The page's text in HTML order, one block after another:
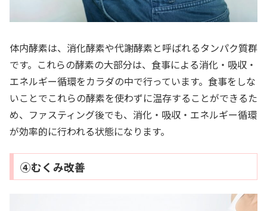
体内酵素は、消化酵素や代謝酵素と呼ばれるタンパク質群
です。これらの酵素の大部分は、食事による消化・吸収・
エネルギー循環をカラダの中で行っています。食事をしな
いことでこれらの酵素を使わずに温存することができるた
め、ファスティング後でも、消化・吸収・エネルギー循環
が効率的に行われる状態になります。
④むくみ改善